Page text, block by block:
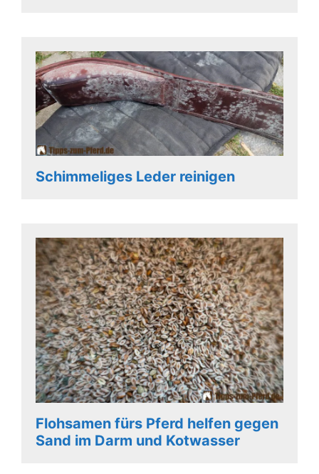
Schimmeliges Leder reinigen
Flohsamen fürs Pferd helfen gegen
Sand im Darm und Kotwasser